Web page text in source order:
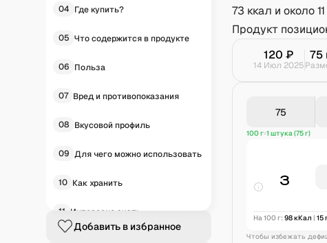
04 Где купить?
05 Что содержится в продукте
06 Польза
07 Вред и противопоказания
08 Вкусовой профиль
09 Для чего можно использовать
10 Как хранить
11 Интересно знать
Добавить в избранное
73 ккал и около
Продукт
120 ₽
14 Июл 2025
75
100 г 1 штука (75 г)
3
На 100 г: 98кКал | 15
Чтобы избежать